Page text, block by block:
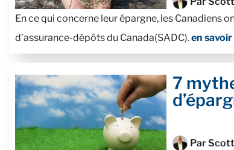
En ce qui concerne leur épargne, les Canadiens
d’assurance-dépôts du Canada(SADC).en savoir
7
Par